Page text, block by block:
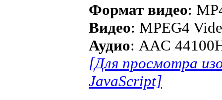
Формат видео:
Видео: MPEG4
Аудио: AAC
[Для просмотра
JavaScript]